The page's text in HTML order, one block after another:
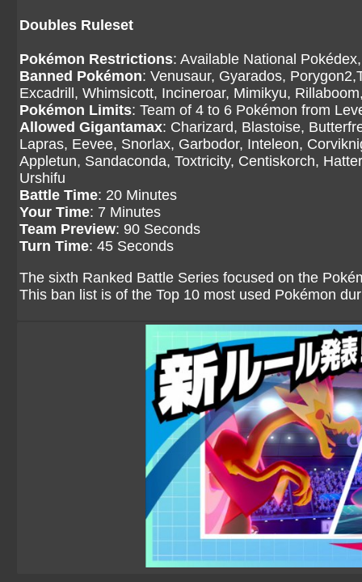
Doubles Ruleset
Pokémon Restrictions: Available National
Banned Pokémon: Venusaur, Gyarados,
Excadrill, Whimsicott, Incineroar, Mimikyu,
Pokémon Limits: Team of 4 to 6 Pokémon from
Allowed Gigantamax: Charizard, Blastoise,
Lapras, Eevee, Snorlax, Garbodor, Inteleon,
Appletun, Sandaconda, Toxtricity, Centiskorch,
Urshifu
Battle Time: 20 Minutes
Your Time: 7 Minutes
Team Preview: 90 Seconds
Turn Time: 45 Seconds
The sixth Ranked Battle Series focused on the
This ban list is of the Top 10 most used Pokémon